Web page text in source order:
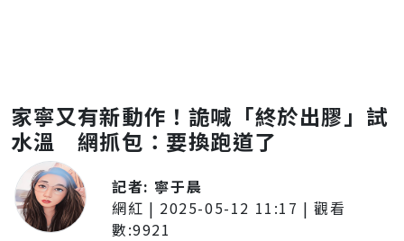
家寧又有新動作！詭喊「終於出膠」試
水溫 網抓包：要換跑道了
記者: 寧于晨
網紅 | 2025-05-12 11:17 | 觀看
數:9921